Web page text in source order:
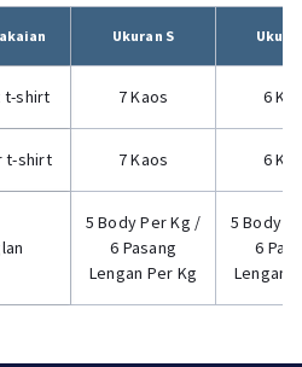
Ukuran S
t-shirt 7 Kaos 6
t-shirt 7 Kaos 6
5 Body Per Kg /
6 Pasang
Lengan Per Kg
5 Body
6
Lengan